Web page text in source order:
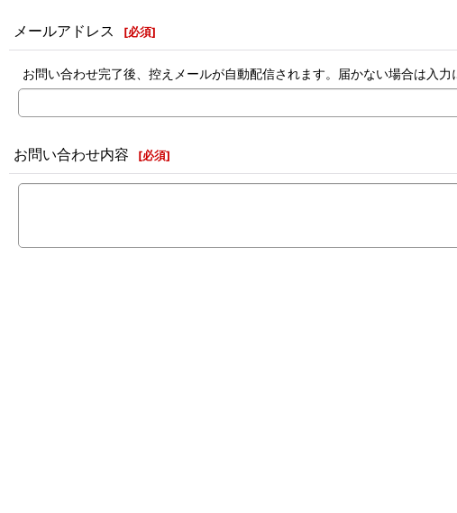
メールアドレス [必須]
お問い合わせ完了後、控えメールが自動配信されます。届かない場合は入力
お問い合わせ内容 [必須]